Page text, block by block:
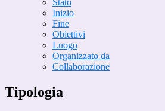
Stato
Inizio
Fine
Obiettivi
Luogo
Organizzato da
Collaborazione
Tipologia